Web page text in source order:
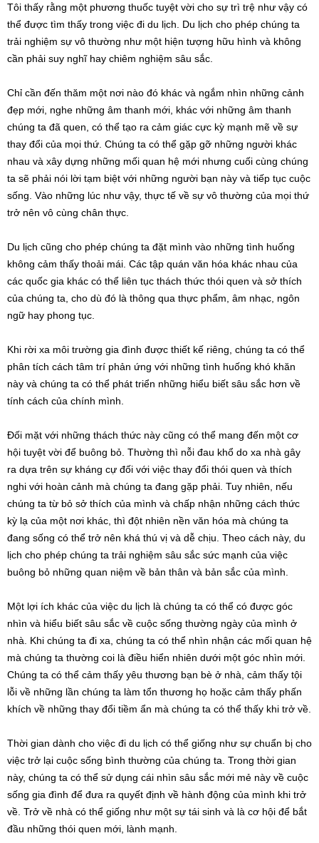
Tôi thấy rằng một phương thuốc tuyệt vời cho sự trì trệ như vậy có
thể được tìm thấy trong việc đi du lịch. Du lịch cho phép chúng ta
trải nghiệm sự vô thường như một hiện tượng hữu hình và không
cần phải suy nghĩ hay chiêm nghiệm sâu sắc.
Chỉ cần đến thăm một nơi nào đó khác và ngắm nhìn những cảnh
đẹp mới, nghe những âm thanh mới, khác với những âm thanh
chúng ta đã quen, có thể tạo ra cảm giác cực kỳ mạnh mẽ về sự
thay đổi của mọi thứ. Chúng ta có thể gặp gỡ những người khác
nhau và xây dựng những mối quan hệ mới nhưng cuối cùng chúng
ta sẽ phải nói lời tạm biệt với những người bạn này và tiếp tục cuộc
sống. Vào những lúc như vậy, thực tế về sự vô thường của mọi thứ
trở nên vô cùng chân thực.
Du lịch cũng cho phép chúng ta đặt mình vào những tình huống
không cảm thấy thoải mái. Các tập quán văn hóa khác nhau của
các quốc gia khác có thể liên tục thách thức thói quen và sở thích
của chúng ta, cho dù đó là thông qua thực phẩm, âm nhạc, ngôn
ngữ hay phong tục.
Khi rời xa môi trường gia đình được thiết kế riêng, chúng ta có thể
phân tích cách tâm trí phản ứng với những tình huống khó khăn
này và chúng ta có thể phát triển những hiểu biết sâu sắc hơn về
tính cách của chính mình.
Đối mặt với những thách thức này cũng có thể mang đến một cơ
hội tuyệt vời để buông bỏ. Thường thì nỗi đau khổ do xa nhà gây
ra dựa trên sự kháng cự đối với việc thay đổi thói quen và thích
nghi với hoàn cảnh mà chúng ta đang gặp phải. Tuy nhiên, nếu
chúng ta từ bỏ sở thích của mình và chấp nhận những cách thức
kỳ lạ của một nơi khác, thì đột nhiên nền văn hóa mà chúng ta
đang sống có thể trở nên khá thú vị và dễ chịu. Theo cách này, du
lịch cho phép chúng ta trải nghiệm sâu sắc sức mạnh của việc
buông bỏ những quan niệm về bản thân và bản sắc của mình.
Một lợi ích khác của việc du lịch là chúng ta có thể có được góc
nhìn và hiểu biết sâu sắc về cuộc sống thường ngày của mình ở
nhà. Khi chúng ta đi xa, chúng ta có thể nhìn nhận các mối quan hệ
mà chúng ta thường coi là điều hiển nhiên dưới một góc nhìn mới.
Chúng ta có thể cảm thấy yêu thương bạn bè ở nhà, cảm thấy tội
lỗi về những lần chúng ta làm tổn thương họ hoặc cảm thấy phấn
khích về những thay đổi tiềm ẩn mà chúng ta có thể thấy khi trở về.
Thời gian dành cho việc đi du lịch có thể giống như sự chuẩn bị cho
việc trở lại cuộc sống bình thường của chúng ta. Trong thời gian
này, chúng ta có thể sử dụng cái nhìn sâu sắc mới mẻ này về cuộc
sống gia đình để đưa ra quyết định về hành động của mình khi trở
về. Trở về nhà có thể giống như một sự tái sinh và là cơ hội để bắt
đầu những thói quen mới, lành mạnh.